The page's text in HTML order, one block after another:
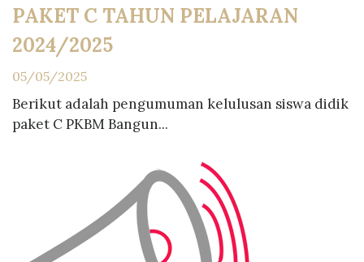
PAKET C TAHUN PELAJARAN
2024/2025
05/05/2025
Berikut adalah pengumuman kelulusan siswa didik
paket C PKBM Bangun...